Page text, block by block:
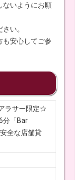
ないようにお願
い。
も安心してご参
ラサー限定☆
分「Bar
全な店舗貸